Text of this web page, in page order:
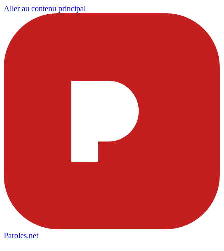
Aller au contenu principal
Paroles.net